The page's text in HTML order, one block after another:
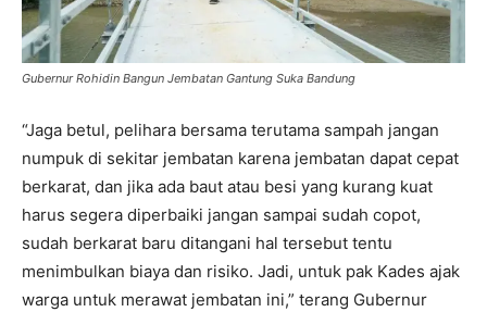
Gubernur Rohidin Bangun Jembatan Gantung Suka Bandung
“Jaga betul, pelihara bersama terutama sampah jangan
numpuk di sekitar jembatan karena jembatan dapat cepat
berkarat, dan jika ada baut atau besi yang kurang kuat
harus segera diperbaiki jangan sampai sudah copot,
sudah berkarat baru ditangani hal tersebut tentu
menimbulkan biaya dan risiko. Jadi, untuk pak Kades ajak
warga untuk merawat jembatan ini,” terang Gubernur